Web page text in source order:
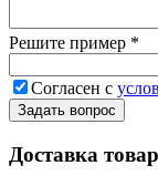
Решите пример *
Согласен с
Задать вопрос
Доставка